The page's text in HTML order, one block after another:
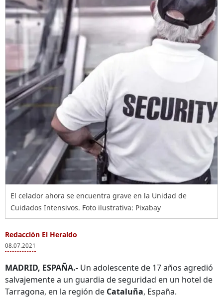
El celador ahora se encuentra grave en la Unidad de
Cuidados Intensivos. Foto ilustrativa: Pixabay
Redacción El Heraldo
08.07.2021
MADRID, ESPAÑA.- Un adolescente de 17 años agredió
salvajemente a un guardia de seguridad en un hotel de
Tarragona, en la región de Cataluña, España.